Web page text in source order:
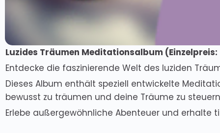
Luzides Träumen Meditationsalbum (Einzelpreis
Entdecke die faszinierende Welt des luziden
Dieses Album enthält speziell entwickelte
bewusst zu träumen und deine Träume zu
Erlebe außergewöhnliche Abenteuer und erhalte